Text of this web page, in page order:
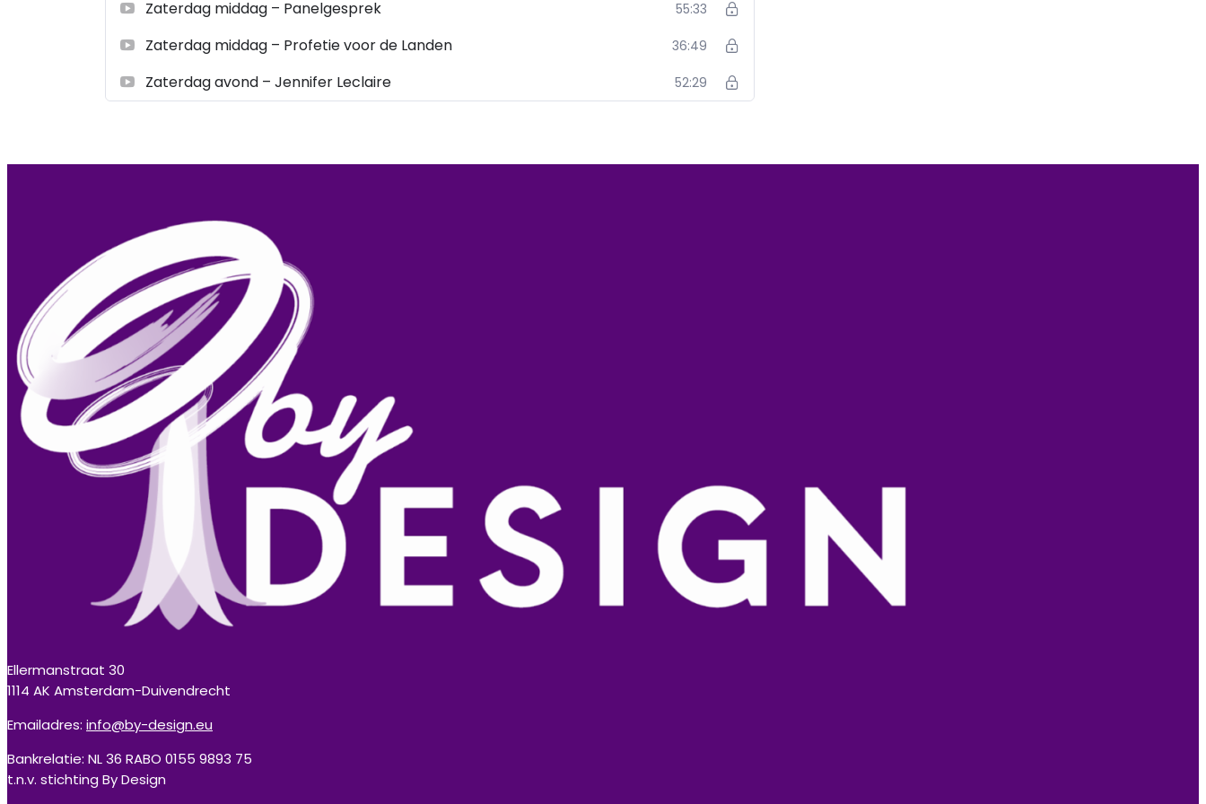
Zaterdag middag – Panelgesprek 55:33
Zaterdag middag – Profetie voor de Landen 36:49
Zaterdag avond – Jennifer Leclaire 52:29
Ellermanstraat 30
1114 AK Amsterdam-Duivendrecht
Emailadres: info@by-design.eu
Bankrelatie: NL 36 RABO 0155 9893 75
t.n.v. stichting By Design